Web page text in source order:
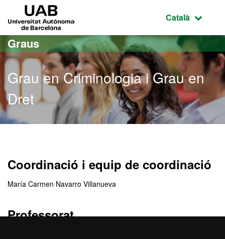
Ves al contingut principal
Ves a la navegació de la pàgina
Idioma
Català
Graus
Grau en Criminologia i Grau en
Dret
Coordinació i equip de coordinació
María Carmen Navarro Villanueva
Professorat